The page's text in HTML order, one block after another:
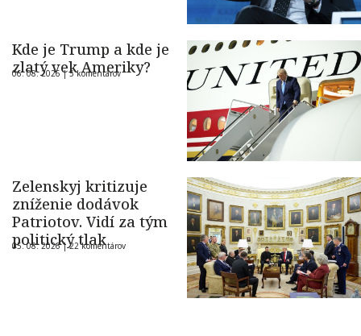
Kde je Trump a kde je
zlatý vek Ameriky?
06. 08. 2026 |5 komentárov
Zelenskyj kritizuje
zníženie dodávok
Patriotov. Vidí za tým
politický tlak
05. 08. 2026 |22 komentárov